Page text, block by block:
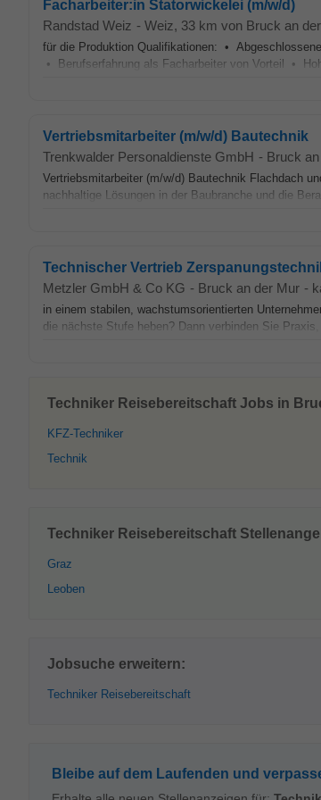
Facharbeiter:in Statorwickelei (m/w/d)
Randstad Weiz - Weiz, 33 km von Bruck an der
für die Produktion Qualifikationen: •
• Berufserfahrung als Facharbeiter von Vorteil •
Vertriebsmitarbeiter (m/w/d) Bautechnik
Trenkwalder Personaldienste GmbH - Bruck an
Vertriebsmitarbeiter (m/w/d) Bautechnik Flachdach
nachhaltige Lösungen in der Baubranche und die
Technischer Vertrieb
Metzler GmbH & Co KG - Bruck an der Mur -
in einem stabilen, wachstumsorientierten
die nächste Stufe heben? Dann verbinden Sie Praxis,
Techniker Reisebereitschaft Jobs in
KFZ-Techniker
Technik
Techniker Reisebereitschaft
Graz
Leoben
Jobsuche erweitern:
Techniker Reisebereitschaft
Bleibe auf dem Laufenden und